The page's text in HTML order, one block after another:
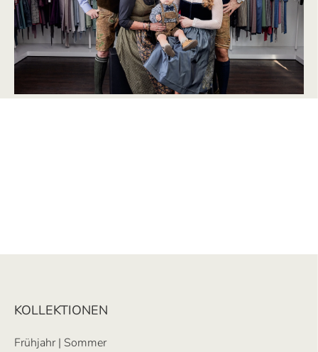
KOLLEKTIONEN
Frühjahr | Sommer